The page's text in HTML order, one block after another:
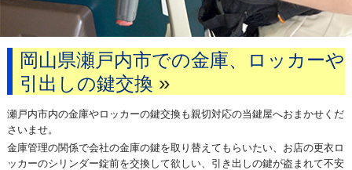
岡山県瀬戸内市での金庫、ロッカーや
引出しの鍵交換 »
瀬戸内市内の金庫やロッカーの鍵交換も親切対応の当鍵屋へおまかせくだ
さいませ。
金庫管理の関係で会社の金庫の鍵を取り替えてもらいたい、お店の更衣ロ
ッカーのシリンダー錠前を交換して欲しい、引き出しの鍵が盗まれて不安